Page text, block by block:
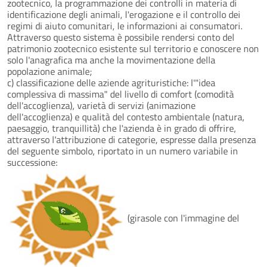
identificazione degli animali, l'erogazione e il controllo dei
regimi di aiuto comunitari, le informazioni ai consumatori.
Attraverso questo sistema è possibile rendersi conto del
patrimonio zootecnico esistente sul territorio e conoscere non
solo l'anagrafica ma anche la movimentazione della
popolazione animale;
c) classificazione delle aziende agrituristiche: l'"idea
complessiva di massima" del livello di comfort (comodità
dell'accoglienza), varietà di servizi (animazione
dell'accoglienza) e qualità del contesto ambientale (natura,
paesaggio, tranquillità) che l'azienda è in grado di offrire,
attraverso l'attribuzione di categorie, espresse dalla presenza
del seguente simbolo, riportato in un numero variabile in
successione:
(girasole con l'immagine del